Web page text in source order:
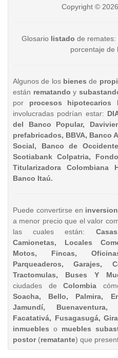
Copyright ©
Glosario listado de remates:
porcentaje de
Algunos de los bienesde
están rematando y
por procesos hipotecarios
involucradas podrían estar:
del Banco Popular,
prefabricados, BBVA, Banco
Social, Banco de
Scotiabank Colpatria,
Titularizadora Colombiana
Banco Itaú.
Puede convertirse en
a menor precio que el valor
las cuales están:
Camionetas, Locales
Motos, Fincas,
Parqueaderos, Garajes,
Tractomulas, Buses Y
ciudades de Colombia
Soacha, Bello, Palmira,
Jamundí,
Facatativá, Fusagasugá,
inmuebles o muebles
postor(rematante) que